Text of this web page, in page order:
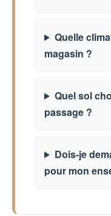
Quelle
magasin ?
Quel sol
passage ?
Dois-je
pour mon